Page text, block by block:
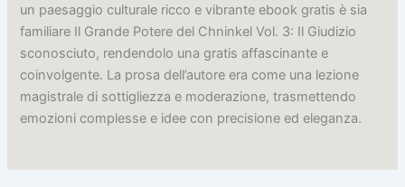
un paesaggio culturale ricco e vibrante ebook gratis è sia
familiare Il Grande Potere del Chninkel Vol. 3: Il Giudizio
sconosciuto, rendendolo una gratis affascinante e
coinvolgente. La prosa dell’autore era come una lezione
magistrale di sottigliezza e moderazione, trasmettendo
emozioni complesse e idee con precisione ed eleganza.